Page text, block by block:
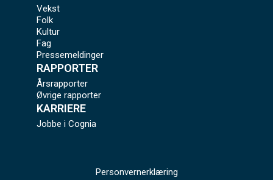
Vekst
Folk
Kultur
Fag
Pressemeldinger
RAPPORTER
Årsrapporter
Øvrige rapporter
KARRIERE
Jobbe i Cognia
Personvernerklæring